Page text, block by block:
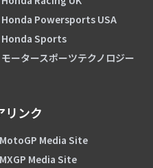
Honda Powersports USA
Honda Sports
モータースポーツテクノロジー
リンク
MotoGP Media Site
MXGP Media Site